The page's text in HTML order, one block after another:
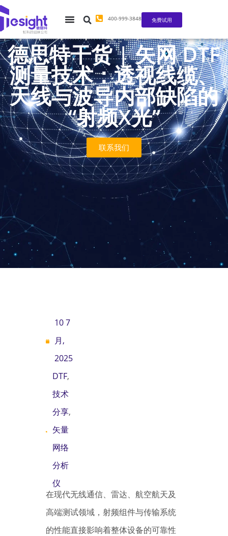
400-999-3848 免费试用
德思特干货 | 矢网 DTF
测量技术：透视线缆、
天线与波导内部缺陷的
“射频X光”
联系我们
10 7
月,
2025
DTF,
技术
分享,
矢量
网络
分析
仪
在现代无线通信、雷达、航空航天及
高端测试领域，射频组件与传输系统
的性能直接影响着整体设备的可靠性